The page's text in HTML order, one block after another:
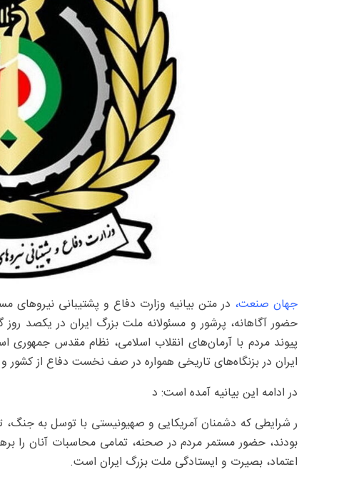
جهان صنعت، در متن بیانیه وزارت دفاع و پشتیبانی
حضور آگاهانه، پرشور و مسئولانه ملت بزرگ ایران در یکصد
پیوند مردم با آرمان‌های انقلاب اسلامی، نظام مقدس
ایران در بزنگاه‌های تاریخی همواره در صف نخست دفاع از کشور
در ادامه این بیانیه آمده است: د
ر شرایطی که دشمنان آمریکایی و صهیونیستی با توسل به جنگ،
بودند، حضور مستمر مردم در صحنه، تمامی محاسبات آنان را
اعتماد، بصیرت و ایستادگی ملت بزرگ ایران است.